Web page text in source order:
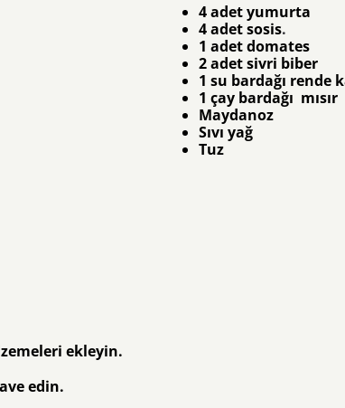
4 adet yumurta
4 adet sosis.
1 adet domates
2 adet sivri biber
1 su bardağı rende
1 çay bardağı mısır
Maydanoz
Sıvı yağ
Tuz
ekleyin.
edin.